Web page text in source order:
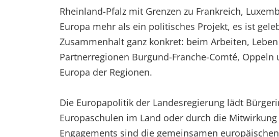
Rheinland-Pfalz mit Grenzen zu Frankreich,
Europa mehr als ein politisches Projekt, es ist
Zusammenhalt ganz konkret: beim Arbeiten,
Partnerregionen Burgund-Franche-Comté,
Europa der Regionen.
Die Europapolitik der Landesregierung lädt
Europaschulen im Land oder durch die
Engagements sind die gemeinsamen